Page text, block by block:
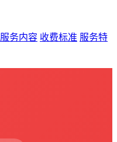
服务内容 收费标准 服务特